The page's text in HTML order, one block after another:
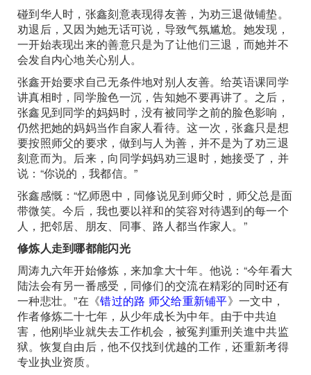
碰到华人时，张鑫刻意表现得友善，为劝三退做铺垫。
劝退后，又因为她无话可说，导致气氛尴尬。她发现，
一开始表现出来的善意只是为了让他们三退，而她并不
会发自内心地关心别人。
张鑫开始要求自己无条件地对别人友善。给英语课同学
讲真相时，同学脸色一沉，告知她不要再讲了。之后，
张鑫见到同学的妈妈时，没有被同学之前的脸色影响，
仍然把她的妈妈当作自家人看待。这一次，张鑫只是想
要按照师父的要求，做到与人为善，并不是为了劝三退
刻意而为。后来，向同学妈妈劝三退时，她接受了，并
说：“你说的，我都信。”
张鑫感慨：“忆师恩中，同修说见到师父时，师父总是面
带微笑。今后，我也要以祥和的笑容对待遇到的每一个
人，把邻居、朋友、同事、路人都当作家人。”
修炼人走到哪都能闪光
周涛九六年开始修炼，来加拿大十年。他说：“今年看大
陆法会有另一番感受，同修们的交流在精彩的同时还有
一种悲壮。”在《错过的路 师父给重新铺平》一文中，
作者修炼二十七年，从少年成长为中年。由于中共迫
害，他刚毕业就失去工作机会，被冤判重刑关進中共监
狱。恢复自由后，他不仅找到优越的工作，还重新考得
专业执业资质。